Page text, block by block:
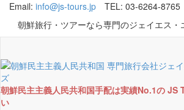
Email: info@js-tours.jp
TEL: 03-6264-8765
朝鮮旅行・ツアーなら専門のジェイエス・
朝鮮民主主義人民共和国手配は実績No.1の JS
い